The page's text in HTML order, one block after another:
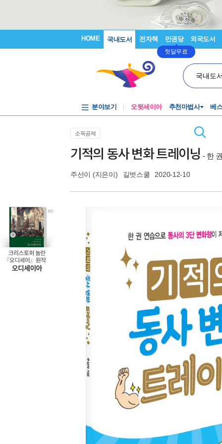
HOME 국내도서 전자책 만권당
첫달무료
외국도서
국내도
분야보기 오뒷세이아 추천마법사 베
소득공제
기적의 동사 변화 트레이닝 - 한
주선이 (지은이) 길벗스쿨 2020-12-10